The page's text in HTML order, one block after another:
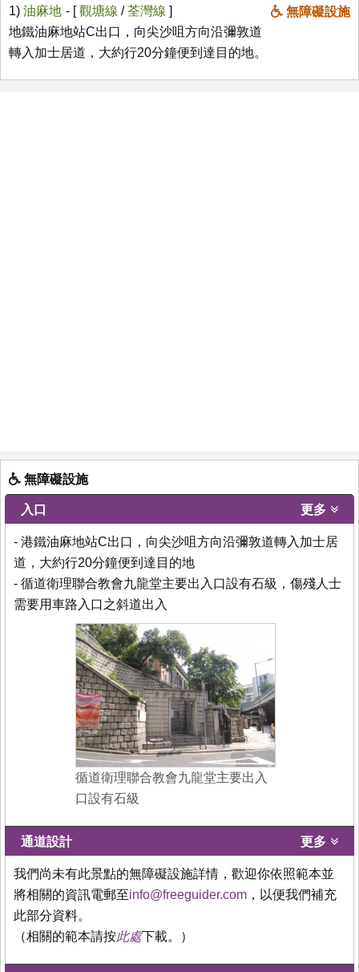
1) 油麻地 無障礙設施
- [觀塘線 /荃灣線 ]
地鐵油麻地站C出口，向尖沙咀方向沿彌敦道
轉入加士居道，大約行20分鐘便到達目的地。
無障礙設施
入口 更多
- 港鐵油麻地站C出口，向尖沙咀方向沿彌敦道轉入加士居
道，大約行20分鐘便到達目的地
- 循道衛理聯合教會九龍堂主要出入口設有石級，傷殘人士
需要用車路入口之斜道出入
循道衛理聯合教會九龍堂主要出入
口設有石級
通道設計 更多
我們尚未有此景點的無障礙設施詳情，歡迎你依照範本並
將相關的資訊電郵至info@freeguider.com ，以便我們補充
此部分資料。
（相關的範本請按此處下載。）